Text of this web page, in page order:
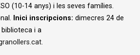
(10-14 anys) i les seves famílies.
Inici inscripcions: dimecres 24 de
biblioteca i a
.